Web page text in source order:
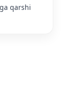
qarshi